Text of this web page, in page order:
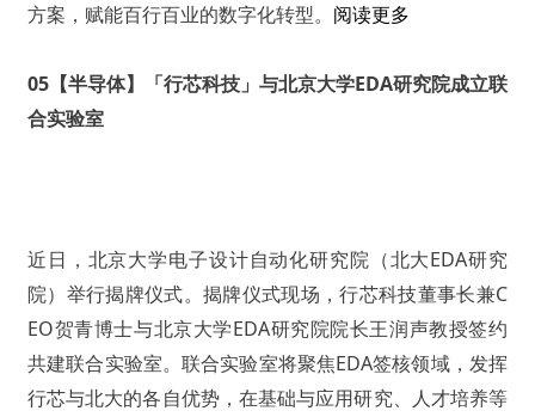
方案，赋能百行百业的数字化转型。 阅读更多
05【半导体】「行芯科技」与北京大学EDA研究院成立联
合实验室
近日，北京大学电子设计自动化研究院（北大EDA研究
院）举行揭牌仪式。揭牌仪式现场，行芯科技董事长兼C
EO贺青博士与北京大学EDA研究院院长王润声教授签约
共建联合实验室。联合实验室将聚焦EDA签核领域，发挥
行芯与北大的各自优势，在基础与应用研究、人才培养等